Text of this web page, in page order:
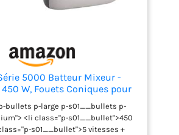
5000 Batteur Mixeur -
W, Fouets Coniques pour
5 Vitesses + Turbo, Éjection
Accessoires, Clip Attache-
(HR3741/00)
bullets p-large p-s01__bullets p-
<li class="p-s01__bullet">450
s01__bullet">5 vitesses +